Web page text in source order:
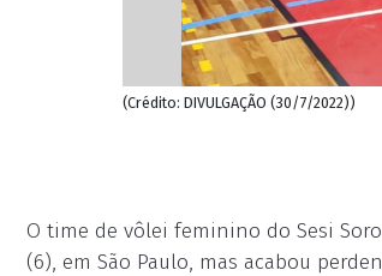
(Crédito: DIVULGAÇÃO (30/7/2022))
O time de vôlei feminino do Sesi
(6), em São Paulo, mas acabou